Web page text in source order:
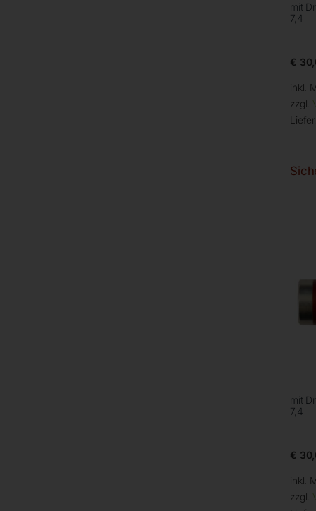
mit
7,4
€
inkl.
zzgl.
mit
7,4
€
inkl.
zzgl.